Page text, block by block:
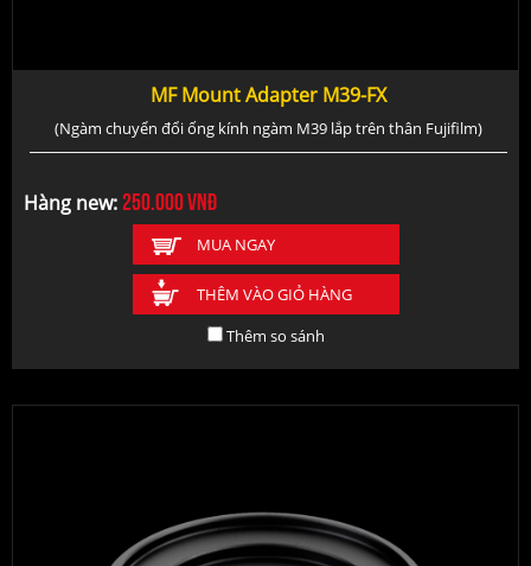
MF Mount Adapter M39-FX
(Ngàm chuyển đổi ống kính ngàm M39 lắp trên thân Fujifilm)
Hàng new:250.000vnđ
MUA NGAY
THÊM VÀO GIỎ HÀNG
Thêm so sánh